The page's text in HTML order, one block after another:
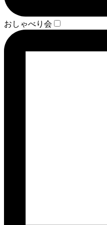
おしゃべり会